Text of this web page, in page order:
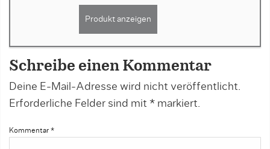
Produkt anzeigen
Schreibe einen Kommentar
Deine E-Mail-Adresse wird nicht veröffentlicht.
Erforderliche Felder sind mit * markiert.
Kommentar *